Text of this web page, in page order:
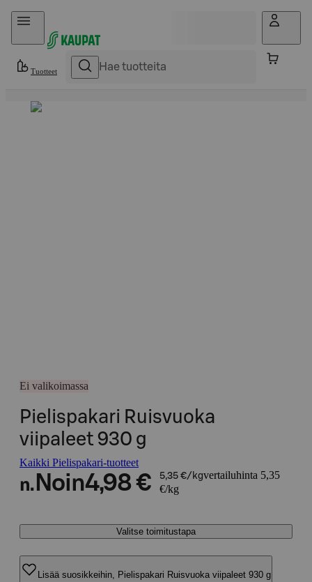
Hyppää sisältöön
Tuotteet
Ei valikoimassa
Pielispakari Ruisvuoka
viipaleet 930 g
Kaikki Pielispakari-tuotteet
n. Noin4,98 € 5,35 €/kgvertailuhinta 5,35
€/kg
Valitse toimitustapa
Lisää suosikkeihin, Pielispakari Ruisvuoka viipaleet 930 g